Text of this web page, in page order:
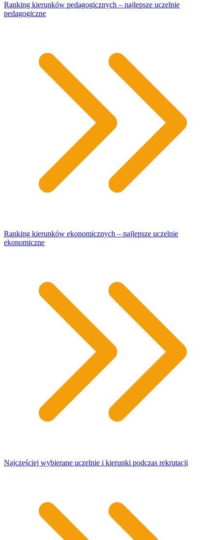
Ranking kierunków pedagogicznych – najlepsze uczelnie
pedagogiczne
Ranking kierunków ekonomicznych – najlepsze uczelnie
ekonomiczne
Najczęściej wybierane uczelnie i kierunki podczas rekrutacji